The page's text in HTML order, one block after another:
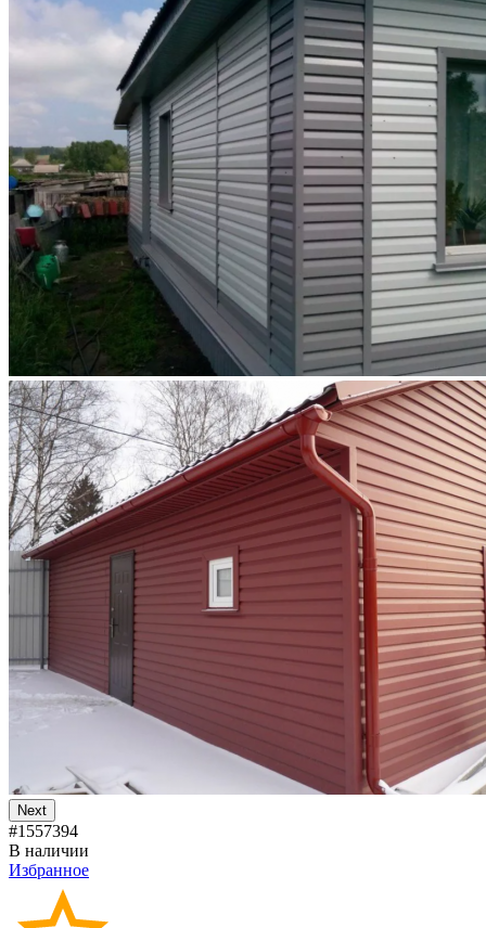
Next
#1557394
В наличии
Избранное